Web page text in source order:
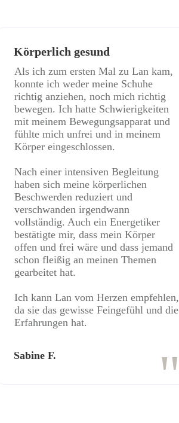
Körperlich gesund
Als ich zum ersten Mal zu Lan kam,
konnte ich weder meine Schuhe
richtig anziehen, noch mich richtig
bewegen. Ich hatte Schwierigkeiten
mit meinem Bewegungsapparat und
fühlte mich unfrei und in meinem
Körper eingeschlossen.
Nach einer intensiven Begleitung
haben sich meine körperlichen
Beschwerden reduziert und
verschwanden irgendwann
vollständig. Auch ein Energetiker
bestätigte mir, dass mein Körper
offen und frei wäre und dass jemand
schon fleißig an meinen Themen
gearbeitet hat.
Ich kann Lan vom Herzen empfehlen,
da sie das gewisse Feingefühl und die
Erfahrungen hat.
Sabine F. "